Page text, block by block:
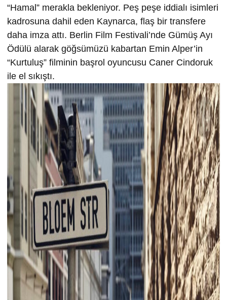
“Hamal” merakla bekleniyor. Peş peşe iddialı isimleri
kadrosuna dahil eden Kaynarca, flaş bir transfere
daha imza attı. Berlin Film Festivali’nde Gümüş Ayı
Ödülü alarak göğsümüzü kabartan Emin Alper’in
“Kurtuluş” filminin başrol oyuncusu Caner Cindoruk
ile el sıkıştı.